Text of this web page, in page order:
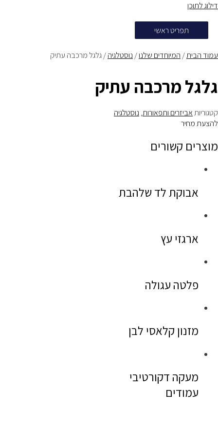
דילוג לתוכן
תפריט ראשי
עמוד הבית/ המיוחדים שלנו/ נוסטלגיה/ גלגל מרכבה עתיק
גלגל מרכבה עתיק
קטגוריותאביזרים ותפאורות, נוסטלגיה
להצעת מחיר
מוצרים קשורים
אבוקת לד שלהבת
ארגזי עץ
פלטה עגולה
מזנון קלאסי לבן
מעקה דקורטיבי
עמודים